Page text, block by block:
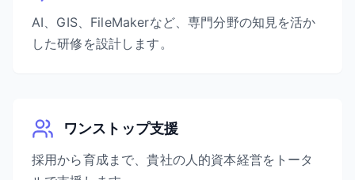
AI、GIS、FileMakerなど、専門分野の知見を活か
した研修を設計します。
ワンストップ支援
採用から育成まで、貴社の人的資本経営をトータ